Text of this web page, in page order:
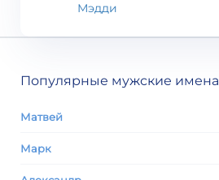
Мэдди
Популярные мужские имена
Матвей
Марк